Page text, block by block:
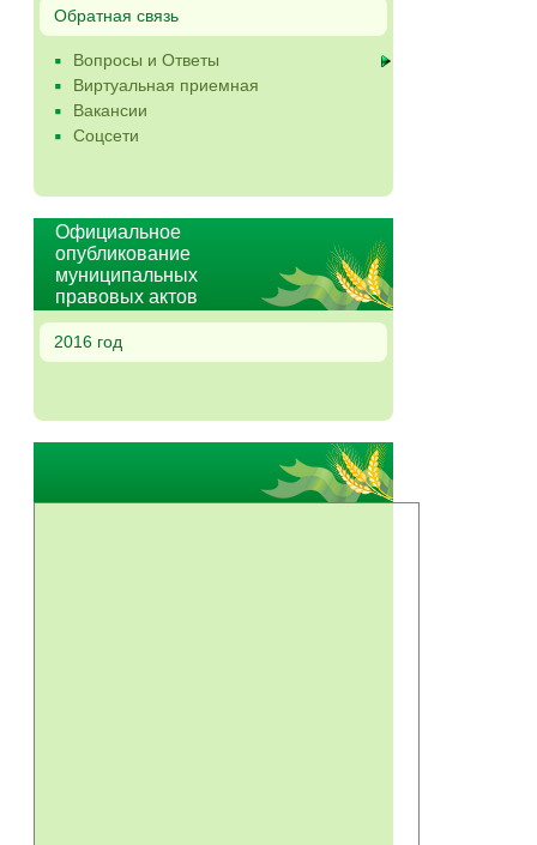
Обратная связь
Вопросы и Ответы
Виртуальная приемная
Вакансии
Соцсети
Официальное
опубликование
муниципальных
правовых актов
2016 год